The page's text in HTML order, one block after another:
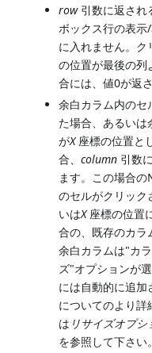
row引数に返され
ボックス行の表
に入れません。ク
の位置が最後の列
合には、値0が返
余白カラム内のセ
た場合、あるい
がX座標の位置と
合、column 引数
ます。この場合
のセルがクリック
いはX座標の位置
合の、既存のカラ
余白カラムは"カ
ズ"オプションが
には自動的に追加
についてのより詳
は リサイズオプ
を参照して下さい。